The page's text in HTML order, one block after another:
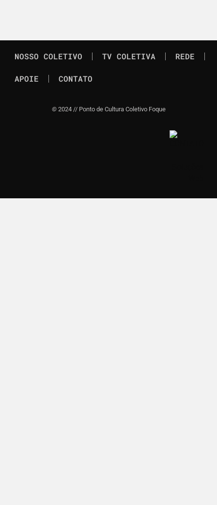
NOSSO COLETIVO TV COLETIVA REDE
APOIE CONTATO
© 2024 // Ponto de Cultura Coletivo Foque